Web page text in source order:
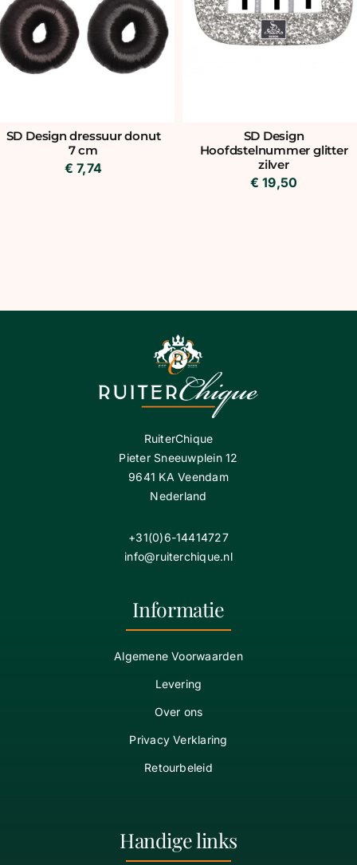
SD Design dressuur donut
7 cm
€ 7,74
SD Design
Hoofdstelnummer glitter
zilver
€ 19,50
RuiterChique
Pieter Sneeuwplein 12
9641 KA Veendam
Nederland
+31(0)6-14414727
info@ruiterchique.nl
Informatie
Algemene Voorwaarden
Levering
Over ons
Privacy Verklaring
Retourbeleid
Handige links